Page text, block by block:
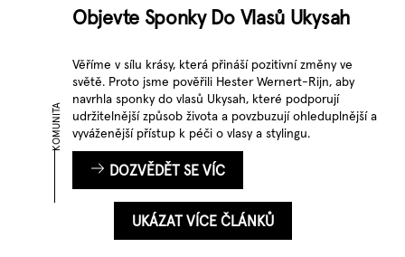
Objevte Sponky Do Vlasů Ukysah
Věříme v sílu krásy, která přináší pozitivní změny ve
světě. Proto jsme pověřili Hester Wernert-Rijn, aby
navrhla sponky do vlasů Ukysah, které podporují
udržitelnější způsob života a povzbuzují ohleduplnější a
vyváženější přístup k péči o vlasy a stylingu.
DOZVĚDĚT SE VÍC
KOMUNITA
UKÁZAT VÍCE ČLÁNKŮ